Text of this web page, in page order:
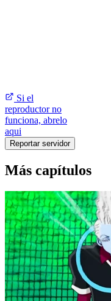
Si el
reproductor no
funciona, abrelo
aqui
Reportar servidor
Más capítulos